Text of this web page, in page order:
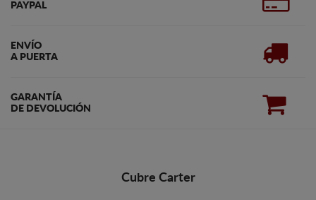
PAYPAL
ENVÍO
A PUERTA
GARANTÍA
DE DEVOLUCIÓN
Cubre Carter